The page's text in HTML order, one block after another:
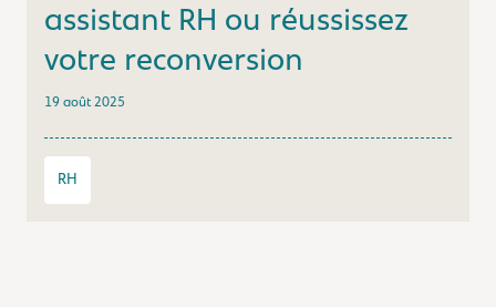
assistant RH ou réussissez
votre reconversion
19 août 2025
RH